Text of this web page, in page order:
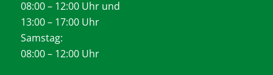
08:00 – 12:00 Uhr und
13:00 – 17:00 Uhr
Samstag:
08:00 – 12:00 Uhr